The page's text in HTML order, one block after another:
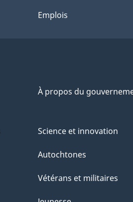
Emplois
À propos du
Science et innovation
Autochtones
Vétérans et militaires